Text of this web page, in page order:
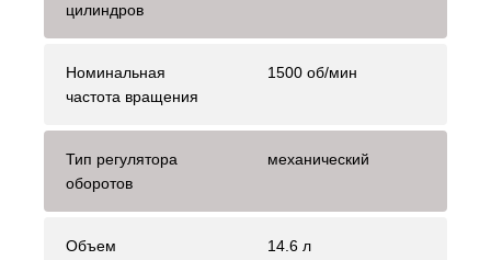
цилиндров
Номинальная
частота вращения
1500 об/мин
Тип регулятора
оборотов
механический
Объем
14.6 л